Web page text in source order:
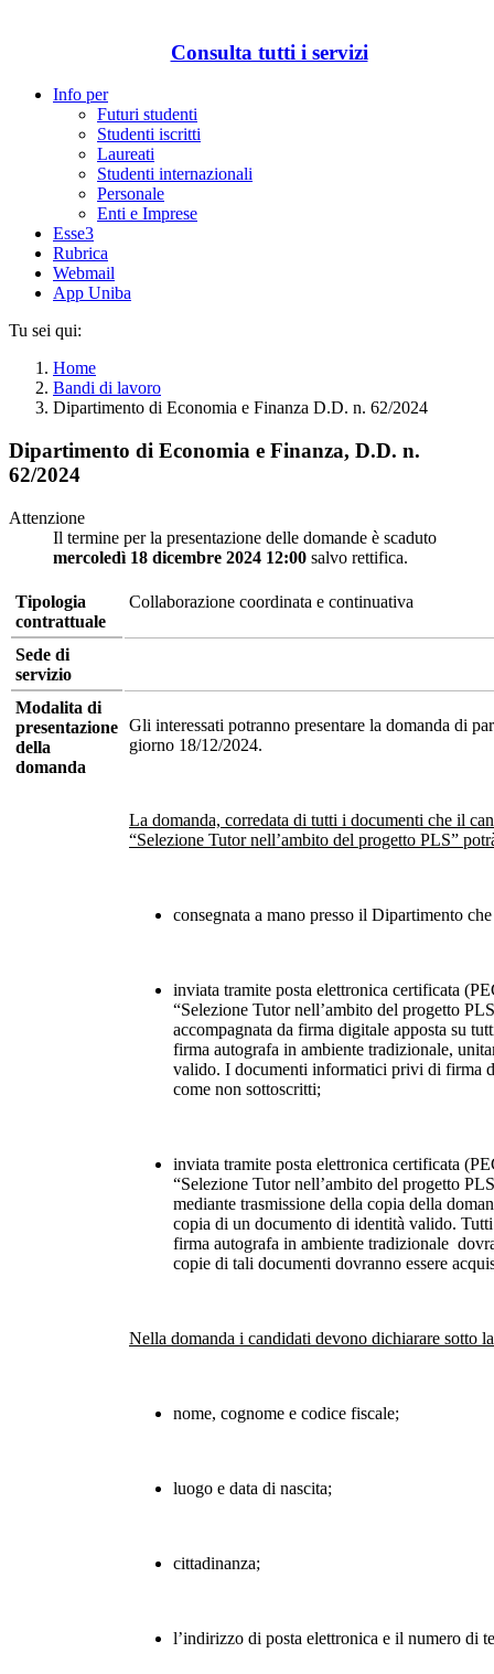
Consulta tutti i servizi
Info per
Futuri studenti
Studenti iscritti
Laureati
Studenti internazionali
Personale
Enti e Imprese
Esse3
Rubrica
Webmail
App Uniba
Tu sei qui:
Home
Bandi di lavoro
Dipartimento di Economia e Finanza D.D. n. 62/2024
Dipartimento di Economia e Finanza, D.D. n.
62/2024
Attenzione
Il termine per la presentazione delle domande è scaduto
mercoledì 18 dicembre 2024 12:00 salvo rettifica.
Tipologia
contrattuale
Collaborazione coordinata e continuativa
Sede di
servizio
Modalita di
presentazione
della
domanda
Gli interessati potranno presentare la domanda di
giorno 18/12/2024.
La domanda, corredata di tutti i documenti che il
“Selezione Tutor nell’ambito del progetto PLS”
consegnata a mano presso il Dipartimento
inviata tramite posta elettronica certificata
“Selezione Tutor nell’ambito del progetto
accompagnata da firma digitale apposta su
firma autografa in ambiente tradizionale,
valido. I documenti informatici privi di firma
come non sottoscritti;
inviata tramite posta elettronica certificata
“Selezione Tutor nell’ambito del progetto
mediante trasmissione della copia della
copia di un documento di identità valido.
firma autografa in ambiente tradizionale
copie di tali documenti dovranno essere
Nella domanda i candidati devono dichiarare sotto
nome, cognome e codice fiscale;
luogo e data di nascita;
cittadinanza;
l’indirizzo di posta elettronica e il numero di